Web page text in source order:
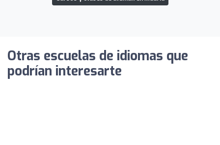
Otras escuelas de idiomas que
podrían interesarte